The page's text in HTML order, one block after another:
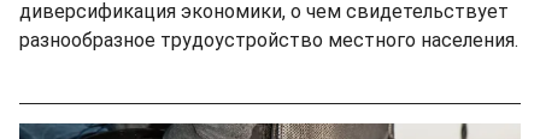
диверсификация экономики, о чем свидетельствует
разнообразное трудоустройство местного населения.